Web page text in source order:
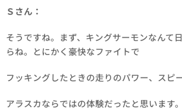
Ｓさん：
そうですね。まず、キングサーモンなんて
らね。とにかく豪快なファイトで
フッキングしたときの走りのパワー、スピ
アラスカならではの体験だったと思います。